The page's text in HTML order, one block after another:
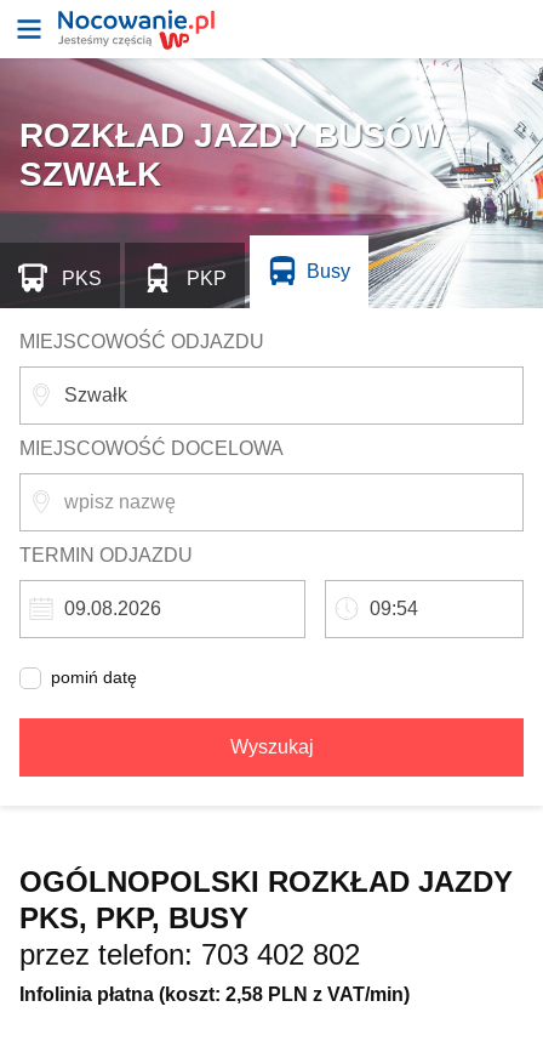
ROZKŁAD JAZDY BUSÓW
SZWAŁK
MIEJSCOWOŚĆ ODJAZDU
MIEJSCOWOŚĆ DOCELOWA
TERMIN ODJAZDU
pomiń datę
Wyszukaj
PKS PKP Busy
OGÓLNOPOLSKI ROZKŁAD JAZDY
PKS, PKP, BUSY
przez telefon: 703 402 802
Infolinia płatna (koszt: 2,58 PLN z VAT/min)